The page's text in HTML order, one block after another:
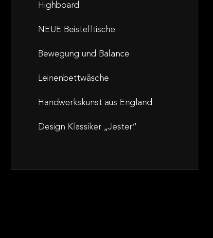
Highboard
NEUE Beistelltische
Bewegung und Balance
Leinenbettwäsche
Handwerkskunst aus England
Design Klassiker „Jester“